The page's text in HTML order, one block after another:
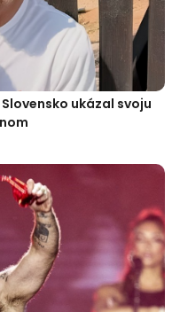
ukázal svoju